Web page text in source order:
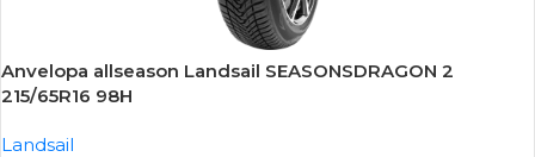
-18%
Anvelopa allseason Landsail SEASONSDRAGON 2
215/65R16 98H
Landsail